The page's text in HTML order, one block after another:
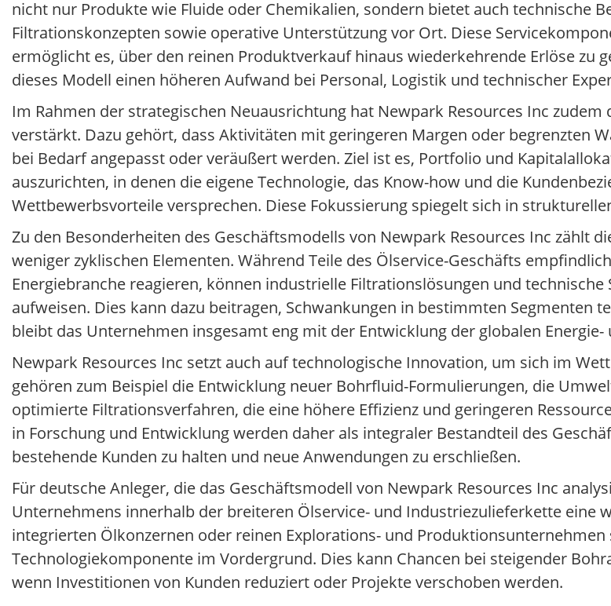
nicht nur Produkte wie Fluide oder Chemikalien, sondern bietet auch technische
Filtrationskonzepten sowie operative Unterstützung vor Ort. Diese
ermöglicht es, über den reinen Produktverkauf hinaus wiederkehrende Erlöse zu
dieses Modell einen höheren Aufwand bei Personal, Logistik und technischer
Im Rahmen der strategischen Neuausrichtung hat Newpark Resources Inc
verstärkt. Dazu gehört, dass Aktivitäten mit geringeren Margen oder begrenzten
bei Bedarf angepasst oder veräußert werden. Ziel ist es, Portfolio und
auszurichten, in denen die eigene Technologie, das Know-how und die
Wettbewerbsvorteile versprechen. Diese Fokussierung spiegelt sich in
Zu den Besonderheiten des Geschäftsmodells von Newpark Resources Inc zählt
weniger zyklischen Elementen. Während Teile des Ölservice-Geschäfts
Energiebranche reagieren, können industrielle Filtrationslösungen und technische
aufweisen. Dies kann dazu beitragen, Schwankungen in bestimmten Segmenten
bleibt das Unternehmen insgesamt eng mit der Entwicklung der globalen
Newpark Resources Inc setzt auch auf technologische Innovation, um sich im
gehören zum Beispiel die Entwicklung neuer Bohrfluid-Formulierungen, die
optimierte Filtrationsverfahren, die eine höhere Effizienz und geringeren
in Forschung und Entwicklung werden daher als integraler Bestandteil des
bestehende Kunden zu halten und neue Anwendungen zu erschließen.
Für deutsche Anleger, die das Geschäftsmodell von Newpark Resources Inc
Unternehmens innerhalb der breiteren Ölservice- und Industriezulieferkette eine
integrierten Ölkonzernen oder reinen Explorations- und
Technologiekomponente im Vordergrund. Dies kann Chancen bei steigender
wenn Investitionen von Kunden reduziert oder Projekte verschoben werden.